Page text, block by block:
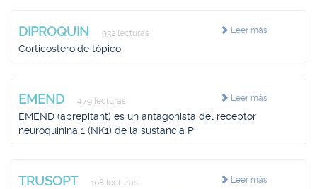
Leer más
DIPROQUIN 932 lecturas
Corticosteroide tópico
Leer más
EMEND 479 lecturas
EMEND (aprepitant) es un antagonista del receptor
neuroquinina 1 (NK1) de la sustancia P
Leer más
TRUSOPT 108 lecturas